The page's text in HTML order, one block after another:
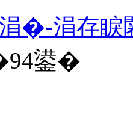
�-涓存睙
鍙�